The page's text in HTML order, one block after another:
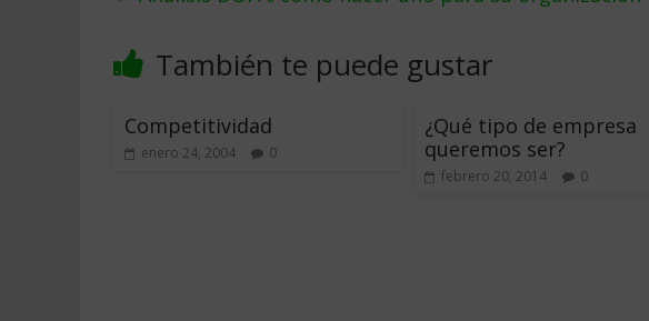
También te puede gustar
Competitividad
enero 24, 2004 0
¿Qué tipo de empresa
queremos ser?
febrero 20, 2014 0